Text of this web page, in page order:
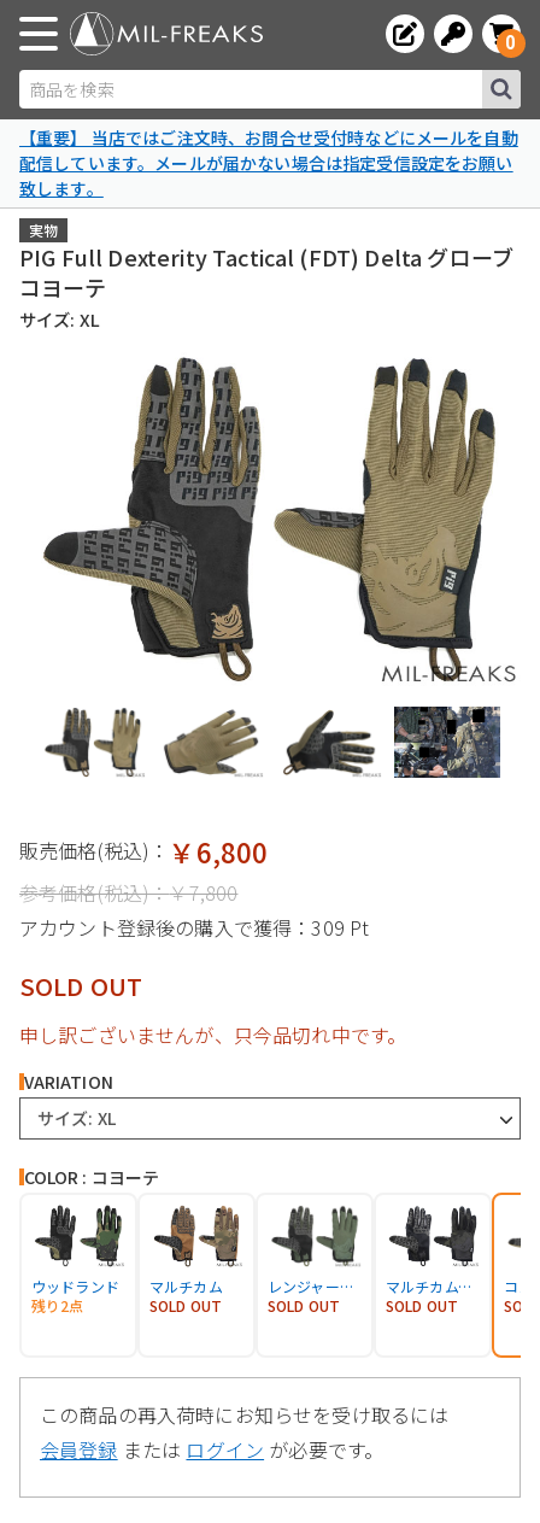
商品を検索
0
【重要】 当店ではご注文時、お問合せ受付時などにメールを自動
配信しています。メールが届かない場合は指定受信設定をお願い
致します。
実物
PIG Full Dexterity Tactical (FDT) Delta グローブ
コヨーテ
サイズ: XL
販売価格(税込)： ￥6,800
参考価格(税込)：￥7,800
アカウント登録後の購入で獲得：309 Pt
SOLD OUT
申し訳ございませんが、只今品切れ中です。
VARIATION
サイズ: XL
COLOR : コヨーテ
ウッドランド
残り2点
マルチカム
SOLD OUT
レンジャーグリーン
SOLD OUT
マルチカムブラック
SOLD OUT
コヨ
この商品の再入荷時にお知らせを受け取るには
会員登録 または ログイン が必要です。